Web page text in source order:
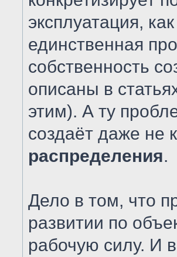
эксплуатация,
единственная
собственность
описаны в
этим). А ту
создаёт даже не
распределения.
Дело в том, что
развитии по
рабочую силу. И